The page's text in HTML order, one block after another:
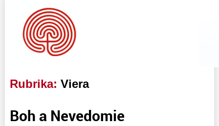
Zoznam blogov
Komerčné blogy
Rubrika: Viera
Boh a Nevedomie